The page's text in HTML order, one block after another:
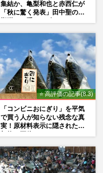
集結か、亀梨和也と赤西仁が
「秋に驚く発表」田中聖の刑
⭐ 高評価の記事(8.3)
「コンビニおにぎり」を平気
で買う人が知らない残念な真
実！原材料表示に隠された添